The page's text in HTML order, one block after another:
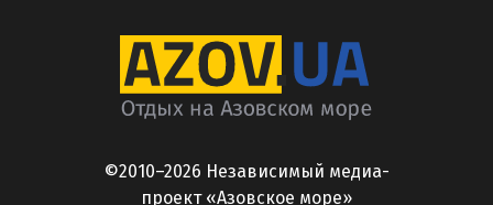
©2010–2026 Независимый медиа-
проект «Азовское море»